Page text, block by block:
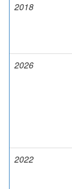
2018
2026
2022